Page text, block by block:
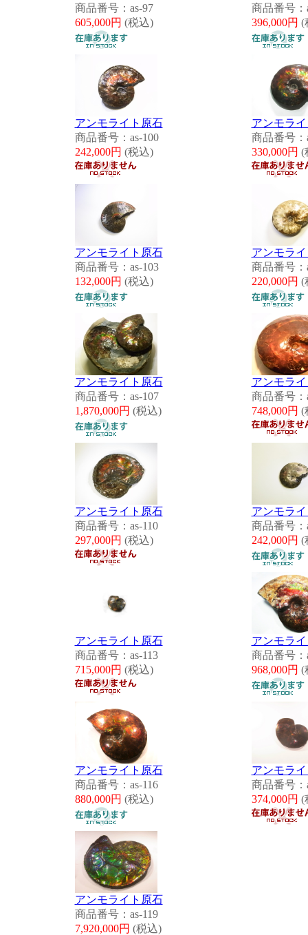
商品番号：as-97
605,000円 (税込)
商品番号：
396,000円 (
アンモライト原石
商品番号：as-100
242,000円 (税込)
アンモラ
商品番号：
330,000円 (
アンモライト原石
商品番号：as-103
132,000円 (税込)
アンモラ
商品番号：
220,000円 (
アンモライト原石
商品番号：as-107
1,870,000円 (税込)
アンモラ
商品番号：
748,000円 (
アンモライト原石
商品番号：as-110
297,000円 (税込)
アンモラ
商品番号：
242,000円 (
アンモライト原石
商品番号：as-113
715,000円 (税込)
アンモラ
商品番号：
968,000円 (
アンモライト原石
商品番号：as-116
880,000円 (税込)
アンモラ
商品番号：
374,000円 (
アンモライト原石
商品番号：as-119
7,920,000円 (税込)